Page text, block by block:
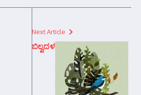
Next Article
ಬಿಲ್ವದಳ